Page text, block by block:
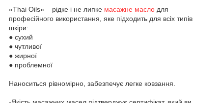
«Thai Oils» – рідке і не липке масажне масло для
професійного використання, яке підходить для всіх типів
шкіри:
● сухий
● чутливої
● жирної
● проблемної
Наноситься рівномірно, забезпечує легке ковзання.